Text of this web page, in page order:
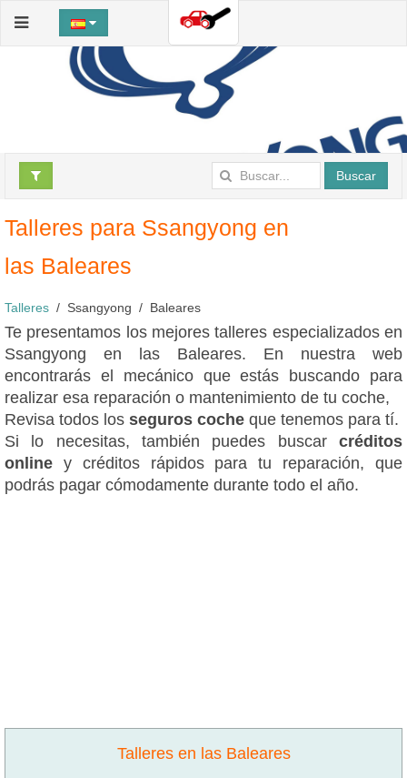
Buscar
Talleres para Ssangyong en
las Baleares
Talleres Ssangyong Baleares
Te presentamos los mejores talleres especializados en
Ssangyong en las Baleares. En nuestra web
encontrarás el mecánico que estás buscando para
realizar esa reparación o mantenimiento de tu coche,
Revisa todos los seguros coche que tenemos para tí.
Si lo necesitas, también puedes buscar créditos
online y créditos rápidos para tu reparación, que
podrás pagar cómodamente durante todo el año.
Talleres en las Baleares